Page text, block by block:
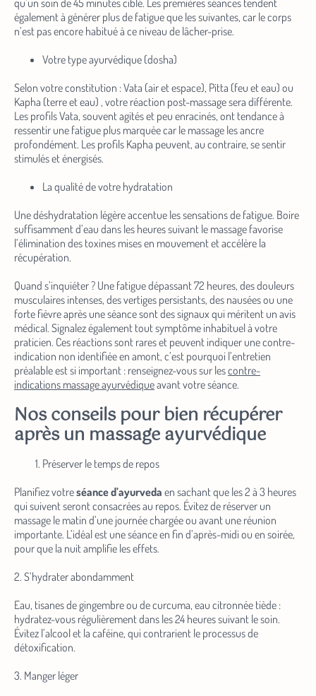
qu’un soin de 45 minutes ciblé. Les premières séances tendent
également à générer plus de fatigue que les suivantes, car le corps
n’est pas encore habitué à ce niveau de lâcher-prise.
Votre type ayurvédique (dosha)
Selon votre constitution : Vata (air et espace), Pitta (feu et eau) ou
Kapha (terre et eau) , votre réaction post-massage sera différente.
Les profils Vata, souvent agités et peu enracinés, ont tendance à
ressentir une fatigue plus marquée car le massage les ancre
profondément. Les profils Kapha peuvent, au contraire, se sentir
stimulés et énergisés.
La qualité de votre hydratation
Une déshydratation légère accentue les sensations de fatigue. Boire
suffisamment d’eau dans les heures suivant le massage favorise
l’élimination des toxines mises en mouvement et accélère la
récupération.
Quand s’inquiéter ? Une fatigue dépassant 72 heures, des douleurs
musculaires intenses, des vertiges persistants, des nausées ou une
forte fièvre après une séance sont des signaux qui méritent un avis
médical. Signalez également tout symptôme inhabituel à votre
praticien. Ces réactions sont rares et peuvent indiquer une contre-
indication non identifiée en amont, c’est pourquoi l’entretien
préalable est si important : renseignez-vous sur lescontre-
indications massage ayurvédiqueavant votre séance.
Nos conseils pour bien récupérer
après un massage ayurvédique
Préserver le temps de repos
Planifiez votreséance d’ayurveda en sachant que les 2 à 3 heures
qui suivent seront consacrées au repos. Évitez de réserver un
massage le matin d’une journée chargée ou avant une réunion
importante. L’idéal est une séance en fin d’après-midi ou en soirée,
pour que la nuit amplifie les effets.
2. S’hydrater abondamment
Eau, tisanes de gingembre ou de curcuma, eau citronnée tiède :
hydratez-vous régulièrement dans les 24 heures suivant le soin.
Évitez l’alcool et la caféine, qui contrarient le processus de
détoxification.
3. Manger léger
votre
adresse
mail(Nécessaire)